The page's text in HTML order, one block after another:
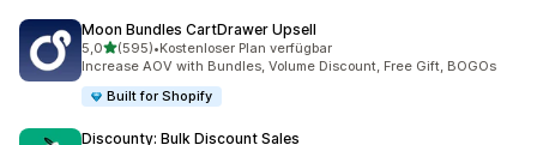
Moon Bundles CartDrawer Upsell
5,0von 5 Sternen
(595)
595 Rezensionen insgesamt
•Kostenloser Plan verfügbar
Increase AOV with Bundles, Volume Discount, Free Gift, BOGOs
Built for Shopify
Discounty: Bulk Discount Sales